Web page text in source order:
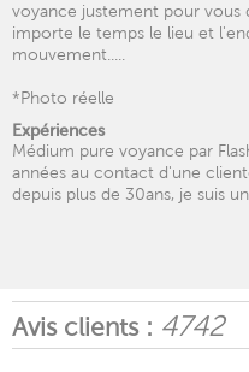
voyance justement pour vous
importe le temps le lieu et
mouvement.....
*Photo réelle
Expériences
Médium pure voyance par
années au contact d'une
depuis plus de 30ans, je suis
Avis clients : 4742